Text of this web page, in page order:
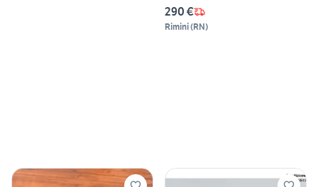
290 €
Rimini(RN)